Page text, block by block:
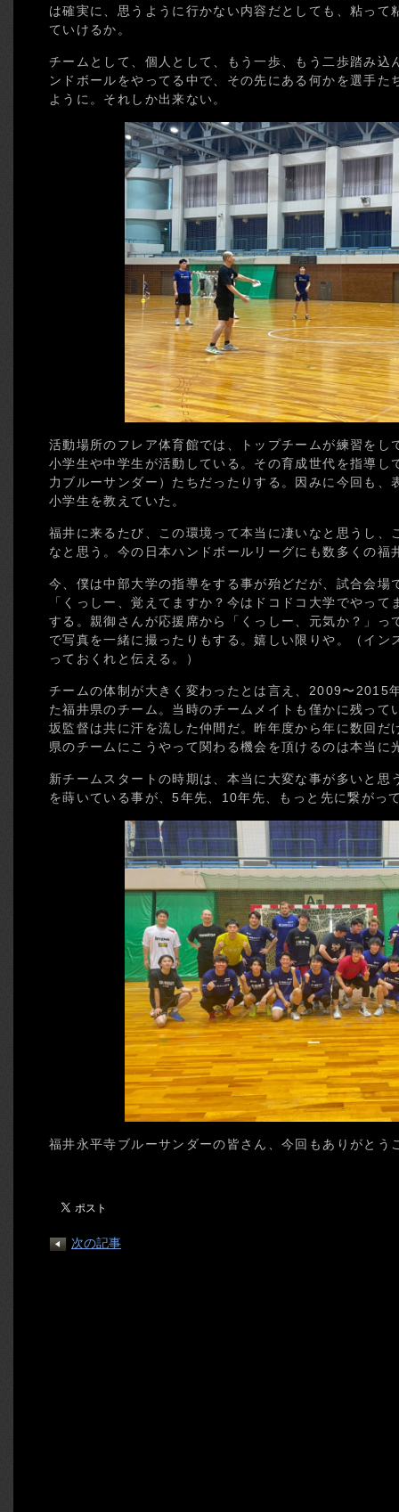
は確実に、思うように行かない内容だとしても、粘って
ていけるか。
チームとして、個人として、もう一歩、もう二歩踏み込
ンドボールをやってる中で、その先にある何かを選手た
ように。それしか出来ない。
活動場所のフレア体育館では、トップチームが練習をし
小学生や中学生が活動している。その育成世代を指導し
力ブルーサンダー）たちだったりする。因みに今回も、
小学生を教えていた。
福井に来るたび、この環境って本当に凄いなと思うし、
なと思う。今の日本ハンドボールリーグにも数多くの福
今、僕は中部大学の指導をする事が殆どだが、試合会場
「くっしー、覚えてますか？今はドコドコ大学でやっ
する。親御さんが応援席から「くっしー、元気か？」っ
で写真を一緒に撮ったりもする。嬉しい限りや。（イ
っておくれと伝える。）
チームの体制が大きく変わったとは言え、2009〜2015
た福井県のチーム。当時のチームメイトも僅かに残っ
坂監督は共に汗を流した仲間だ。昨年度から年に数回だ
県のチームにこうやって関わる機会を頂けるのは本当に
新チームスタートの時期は、本当に大変な事が多いと思
を蒔いている事が、5年先、10年先、もっと先に繋がっ
福井永平寺ブルーサンダーの皆さん、今回もありがとう
次の記事